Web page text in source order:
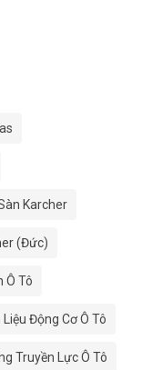
Karcher
(Đức)
Ô Tô
Động Cơ Ô Tô
Truyền Lực Ô Tô